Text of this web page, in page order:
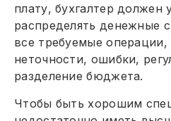
плату, бухгалтер должен
распределять денежные
все требуемые операции,
неточности, ошибки,
разделение бюджета.
Чтобы быть хорошим